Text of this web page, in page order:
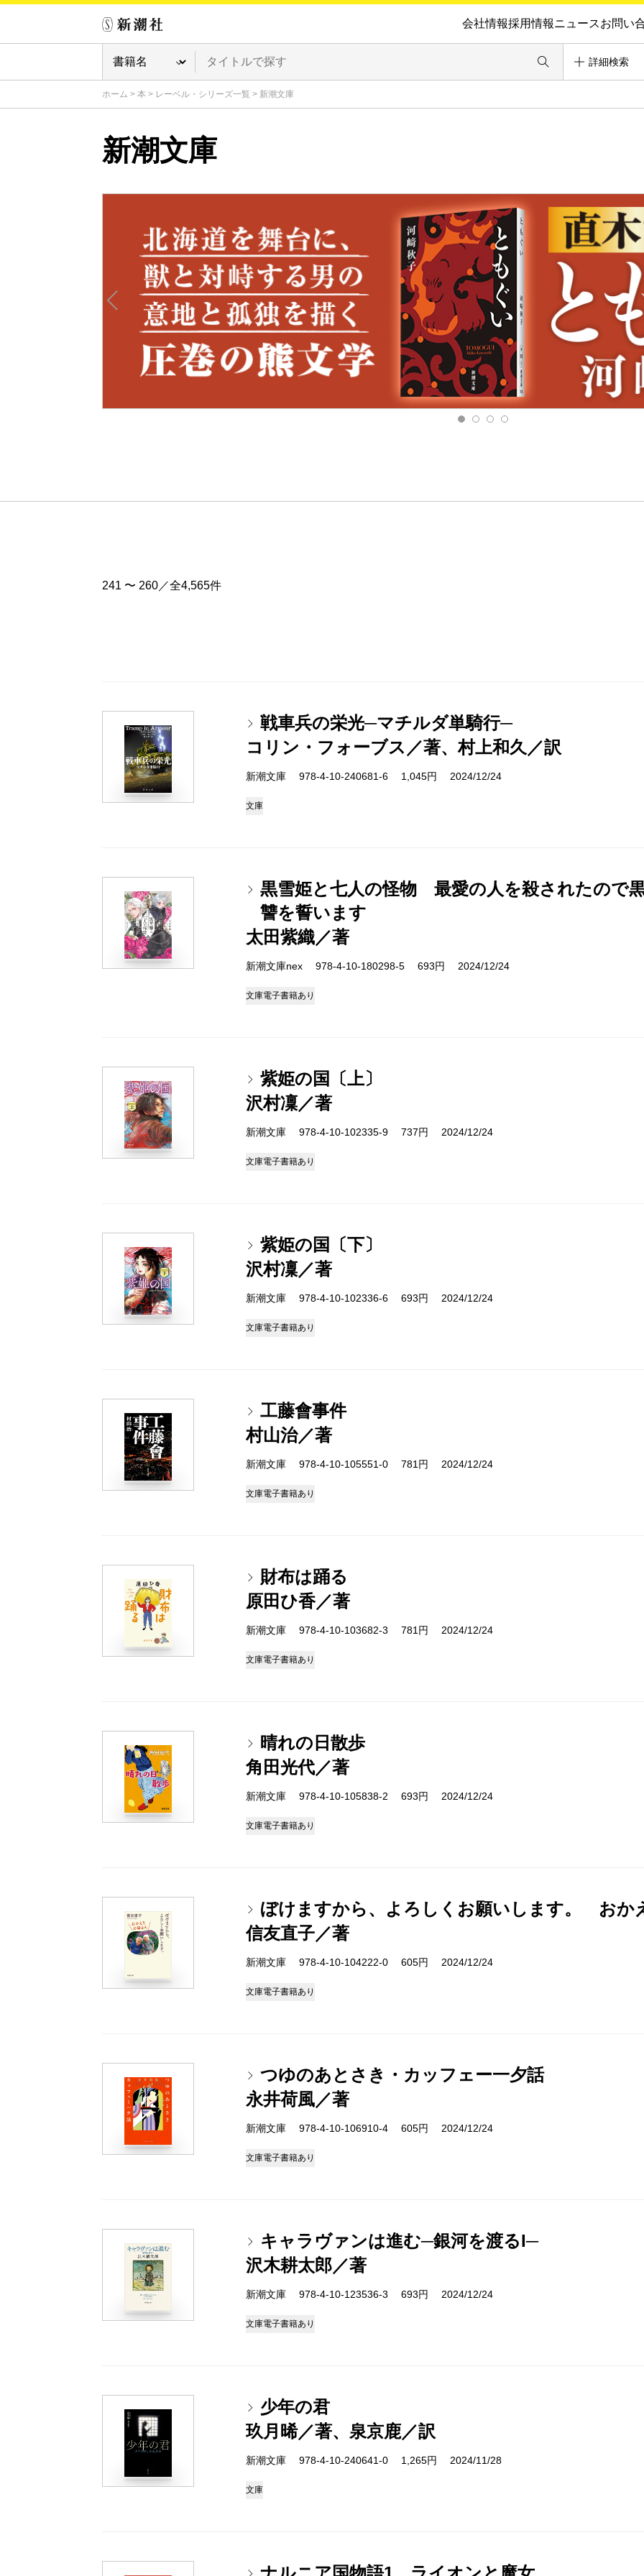
会社情報採用情報ニュースお問い
詳細検索
ホーム > 本 > レーベル・シリーズ一覧 > 新潮文庫
新潮文庫
241 〜 260／全4,565件
戦車兵の栄光─マチルダ単騎行─
コリン・フォーブス／著、村上和久／訳
新潮文庫 978-4-10-240681-6 1,045円 2024/12/24
文庫
黒雪姫と七人の怪物 最愛の人を殺されたので
讐を誓います
太田紫織／著
新潮文庫nex 978-4-10-180298-5 693円 2024/12/24
文庫電子書籍あり
紫姫の国〔上〕
沢村凜／著
新潮文庫 978-4-10-102335-9 737円 2024/12/24
文庫電子書籍あり
紫姫の国〔下〕
沢村凜／著
新潮文庫 978-4-10-102336-6 693円 2024/12/24
文庫電子書籍あり
工藤會事件
村山治／著
新潮文庫 978-4-10-105551-0 781円 2024/12/24
文庫電子書籍あり
財布は踊る
原田ひ香／著
新潮文庫 978-4-10-103682-3 781円 2024/12/24
文庫電子書籍あり
晴れの日散歩
角田光代／著
新潮文庫 978-4-10-105838-2 693円 2024/12/24
文庫電子書籍あり
ぼけますから、よろしくお願いします。 おか
信友直子／著
新潮文庫 978-4-10-104222-0 605円 2024/12/24
文庫電子書籍あり
つゆのあとさき・カッフェー一夕話
永井荷風／著
新潮文庫 978-4-10-106910-4 605円 2024/12/24
文庫電子書籍あり
キャラヴァンは進む─銀河を渡るI─
沢木耕太郎／著
新潮文庫 978-4-10-123536-3 693円 2024/12/24
文庫電子書籍あり
少年の君
玖月晞／著、泉京鹿／訳
新潮文庫 978-4-10-240641-0 1,265円 2024/11/28
文庫